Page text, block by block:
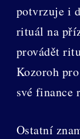
potvrzuje i
rituál na
provádět
Kozoroh
své finance
Ostatní